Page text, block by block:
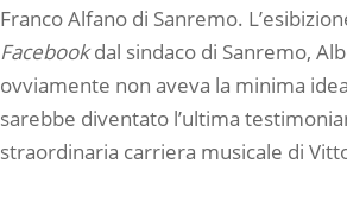
Franco Alfano di Sanremo.
Facebookdal sindaco di Sanremo,
ovviamente non aveva la minima
sarebbe diventato l’ultima
straordinaria carriera musicale di